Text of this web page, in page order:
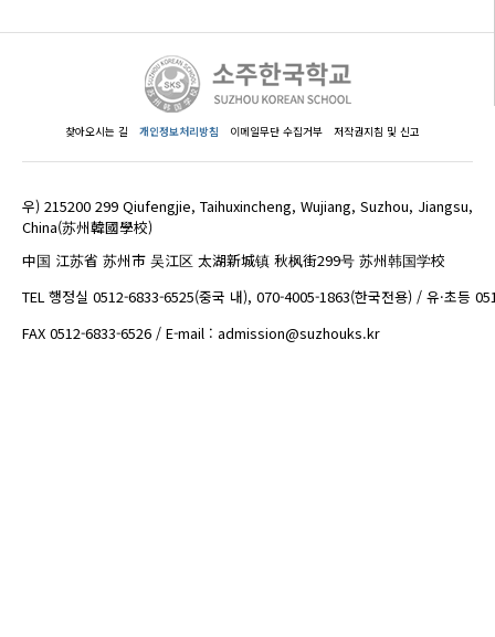
찾아오시는 길 개인정보처리방침 이메일무단 수집거부 저작권지침 및 신고
우) 215200 299 Qiufengjie, Taihuxincheng, Wujiang, Suzhou, Jiangsu,
China(苏州韓國學校)
中国 江苏省 苏州市 吴江区 太湖新城镇 秋枫街299号 苏州韩国学校
TEL 행정실 0512-6833-6525(중국 내), 070-4005-1863(한국전용) / 유·초등
FAX 0512-6833-6526 / E-mail : admission@suzhouks.kr